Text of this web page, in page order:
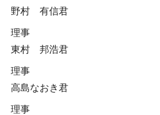
野村 有信君
理事
東村 邦浩君
理事
高島なおき君
理事